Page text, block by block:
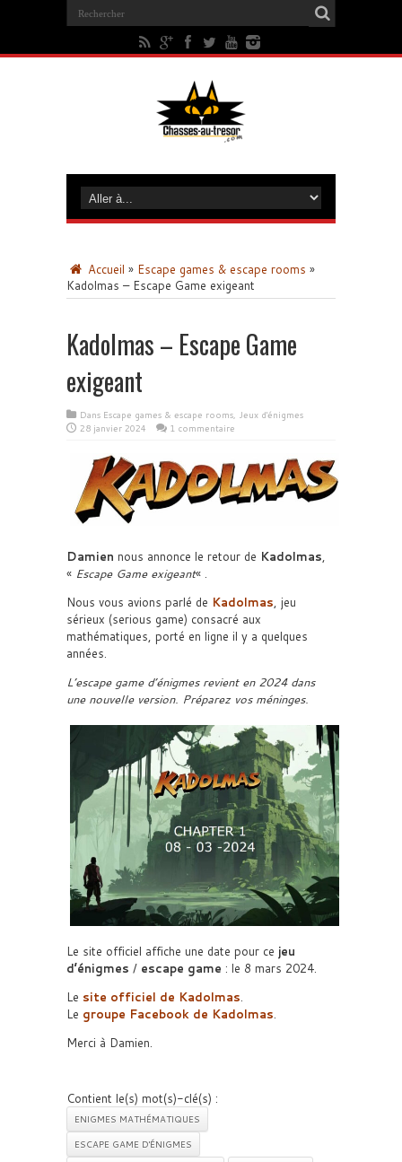
Accueil » Escape games & escape rooms »
Kadolmas – Escape Game exigeant
Kadolmas – Escape Game
exigeant
Dans Escape games & escape rooms, Jeux d'énigmes
28 janvier 2024
1 commentaire
Damien nous annonce le retour de Kadolmas,
« Escape Game exigeant« .
Nous vous avions parlé de Kadolmas, jeu
sérieux (serious game) consacré aux
mathématiques, porté en ligne il y a quelques
années.
L’escape game d’énigmes revient en 2024 dans
une nouvelle version. Préparez vos méninges.
Le site officiel affiche une date pour ce jeu
d’énigmes / escape game : le 8 mars 2024.
Le site officiel de Kadolmas.
Le groupe Facebook de Kadolmas.
Merci à Damien.
Contient le(s) mot(s)-clé(s) :
ENIGMES MATHÉMATIQUES
ESCAPE GAME D'ÉNIGMES